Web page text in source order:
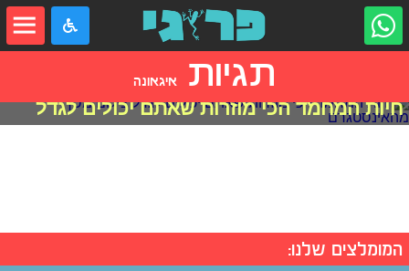
תגיות איגאונה
חיות המחמד הכי מוזרות שאתם יכולים לגדל
המומלצים שלנו: